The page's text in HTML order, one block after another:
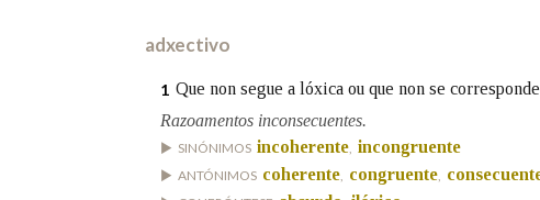
Remata por
adxectivo
1 Que non segue a lóxica ou que non se
Razoamentos inconsecuentes.
SINÓNIMOS incoherente, incongruente
ANTÓNIMOS coherente, congruente,